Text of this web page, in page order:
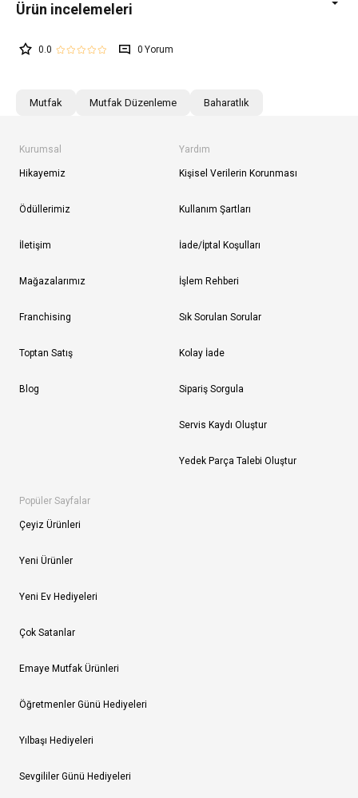
0.0 0
Mutfak Mutfak Düzenleme Baharatlık
Kurumsal
Hikayemiz
Ödüllerimiz
İletişim
Mağazalarımız
Franchising
Toptan Satış
Blog
Yardım
Kişisel Verilerin Korunması
Kullanım Şartları
İade/İptal Koşulları
İşlem Rehberi
Sık Sorulan Sorular
Kolay İade
Sipariş Sorgula
Servis Kaydı Oluştur
Yedek Parça Talebi Oluştur
Popüler Sayfalar
Çeyiz Ürünleri
Yeni Ürünler
Yeni Ev Hediyeleri
Çok Satanlar
Emaye Mutfak Ürünleri
Öğretmenler Günü Hediyeleri
Yılbaşı Hediyeleri
Sevgililer Günü Hediyeleri